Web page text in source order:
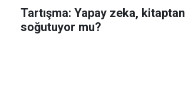
Tartışma: Yapay zeka, kitaptan
soğutuyor mu?